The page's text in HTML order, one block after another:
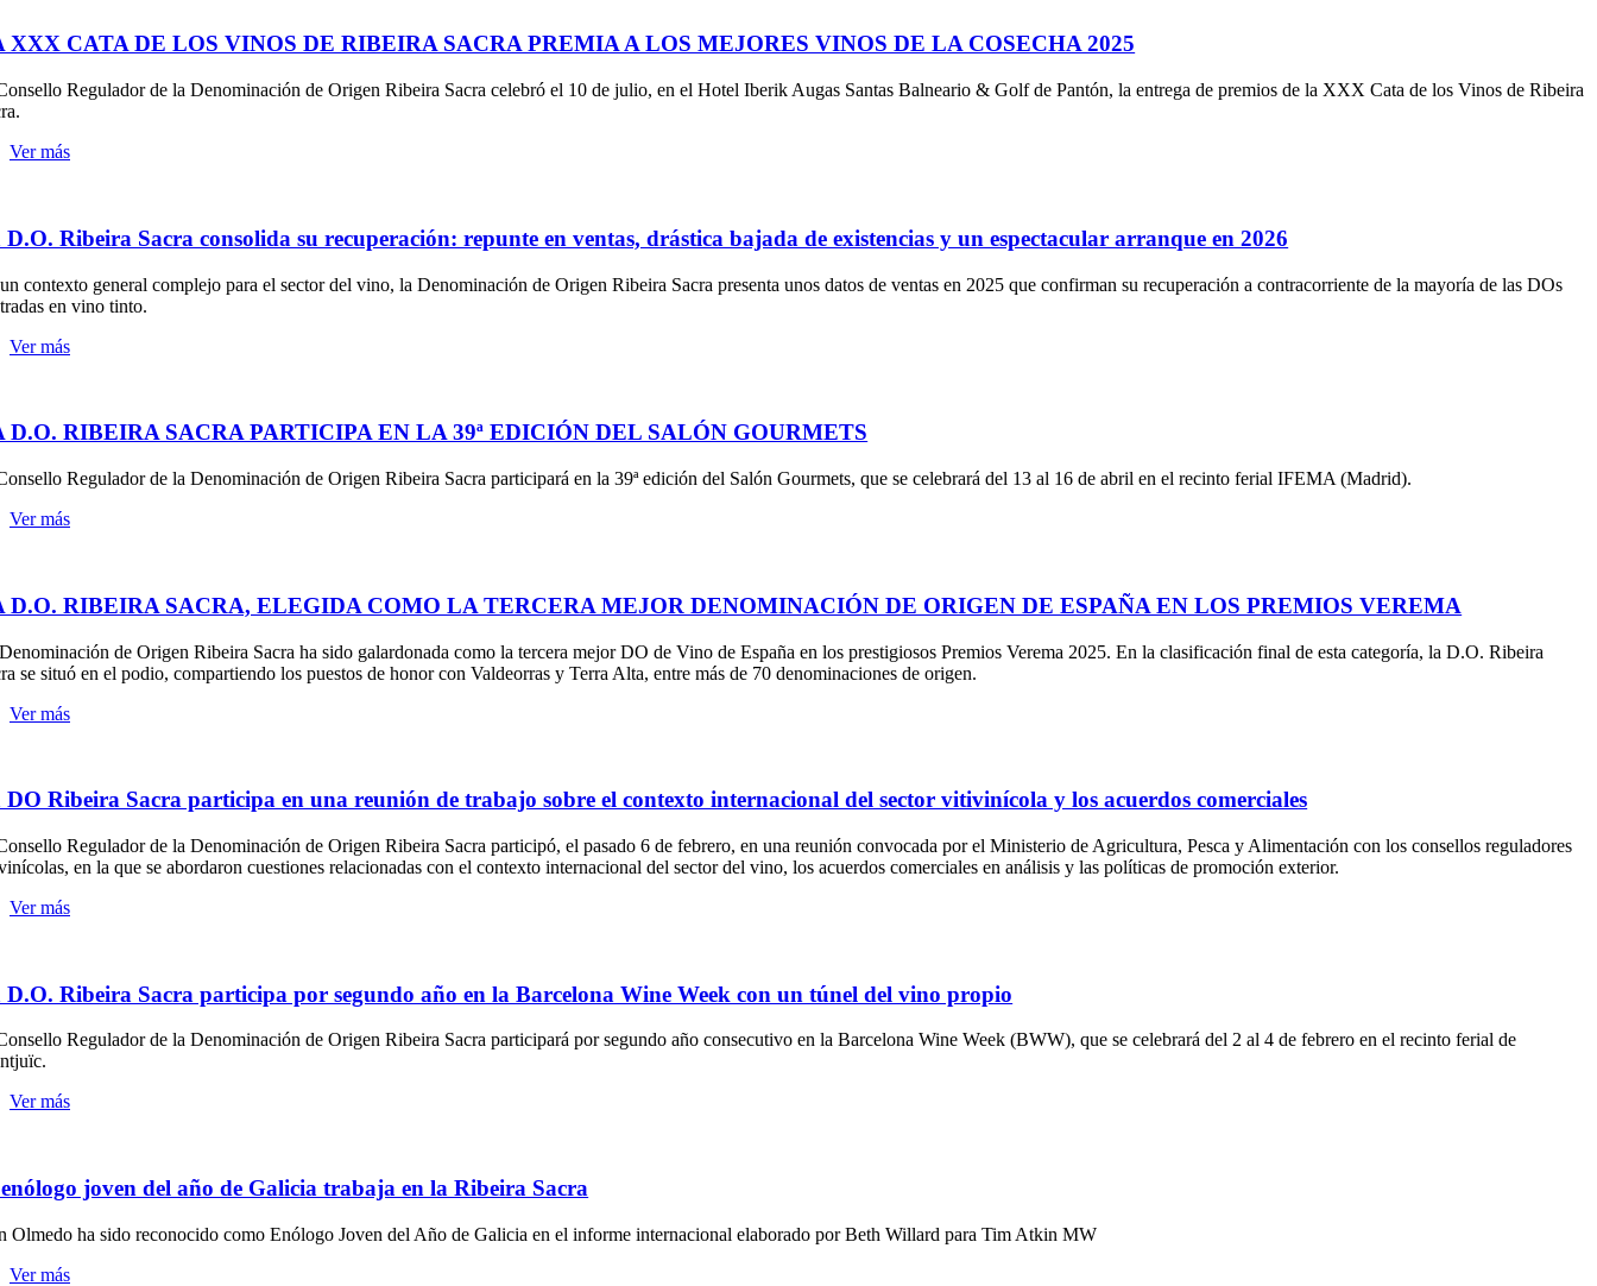
XXX CATA DE LOS VINOS DE RIBEIRA SACRA PREMIA A LOS MEJORES VINOS DE LA COSECHA 2025
Regulador de la Denominación de Origen Ribeira Sacra celebró el 10 de julio, en el Hotel Iberik Augas Santas Balneario & Golf de Pantón, la entrega de premios de la XXX Cata de los Vinos de Ribeira
Ver más
Ribeira Sacra consolida su recuperación: repunte en ventas, drástica bajada de existencias y un espectacular arranque en 2026
contexto general complejo para el sector del vino, la Denominación de Origen Ribeira Sacra presenta unos datos de ventas en 2025 que confirman su recuperación a contracorriente de la mayoría de las DOs
en vino tinto.
Ver más
D.O. RIBEIRA SACRA PARTICIPA EN LA 39ª EDICIÓN DEL SALÓN GOURMETS
Regulador de la Denominación de Origen Ribeira Sacra participará en la 39ª edición del Salón Gourmets, que se celebrará del 13 al 16 de abril en el recinto ferial IFEMA (Madrid).
Ver más
D.O. RIBEIRA SACRA, ELEGIDA COMO LA TERCERA MEJOR DENOMINACIÓN DE ORIGEN DE ESPAÑA EN LOS PREMIOS VEREMA
de Origen Ribeira Sacra ha sido galardonada como la tercera mejor DO de Vino de España en los prestigiosos Premios Verema 2025. En la clasificación final de esta categoría, la D.O. Ribeira
se situó en el podio, compartiendo los puestos de honor con Valdeorras y Terra Alta, entre más de 70 denominaciones de origen.
Ver más
DO Ribeira Sacra participa en una reunión de trabajo sobre el contexto internacional del sector vitivinícola y los acuerdos comerciales
Regulador de la Denominación de Origen Ribeira Sacra participó, el pasado 6 de febrero, en una reunión convocada por el Ministerio de Agricultura, Pesca y Alimentación con los consellos reguladores
en la que se abordaron cuestiones relacionadas con el contexto internacional del sector del vino, los acuerdos comerciales en análisis y las políticas de promoción exterior.
Ver más
D.O. Ribeira Sacra participa por segundo año en la Barcelona Wine Week con un túnel del vino propio
Regulador de la Denominación de Origen Ribeira Sacra participará por segundo año consecutivo en la Barcelona Wine Week (BWW), que se celebrará del 2 al 4 de febrero en el recinto ferial de
Ver más
joven del año de Galicia trabaja en la Ribeira Sacra
Olmedo ha sido reconocido como Enólogo Joven del Año de Galicia en el informe internacional elaborado por Beth Willard para Tim Atkin MW
Ver más